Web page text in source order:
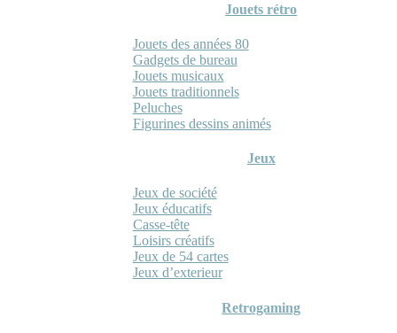
Jouets rétro
Jouets des années 80
Gadgets de bureau
Jouets musicaux
Jouets traditionnels
Peluches
Figurines dessins animés
Jeux
Jeux de société
Jeux éducatifs
Casse-tête
Loisirs créatifs
Jeux de 54 cartes
Jeux d’exterieur
Retrogaming